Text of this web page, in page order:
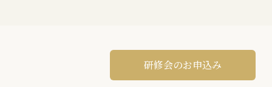
研修会のお申込み